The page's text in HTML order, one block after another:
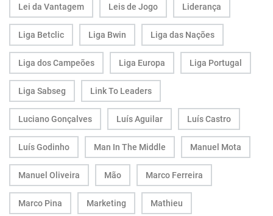
Lei da Vantagem Leis de Jogo Liderança
Liga Betclic Liga Bwin Liga das Nações
Liga dos Campeões Liga Europa Liga Portugal
Liga Sabseg Link To Leaders
Luciano Gonçalves Luís Aguilar Luís Castro
Luís Godinho Man In The Middle Manuel Mota
Manuel Oliveira Mão Marco Ferreira
Marco Pina Marketing Mathieu